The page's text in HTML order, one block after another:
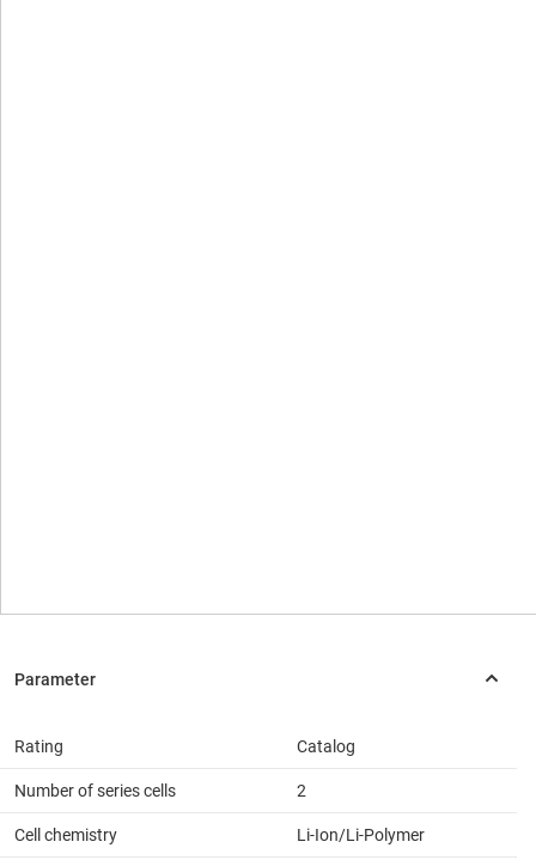
Rating Catalog
Number of series cells 2
Cell chemistry Li-Ion/Li-Polymer